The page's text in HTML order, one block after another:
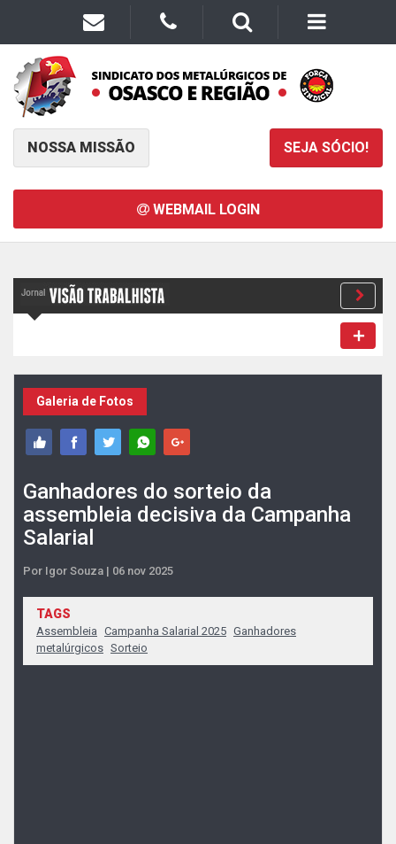
NOSSA MISSÃO SEJA SÓCIO!
WEBMAIL LOGIN
Galeria de Fotos
Ganhadores do sorteio da
assembleia decisiva da Campanha
Salarial
Por Igor Souza | 06 nov 2025
TAGS
Assembleia Campanha Salarial 2025 Ganhadores
metalúrgicos Sorteio